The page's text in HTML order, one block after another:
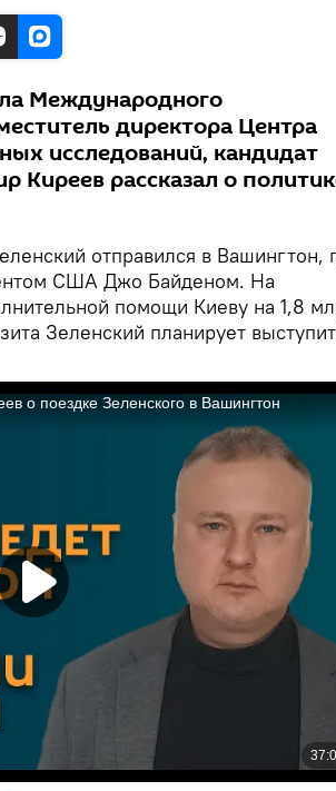
Международного
директора Центра
исследований, кандидат
Киреев рассказал о
отправился в Вашингтон,
США Джо Байденом. На
помощи Киеву на 1,8
Зеленский планирует